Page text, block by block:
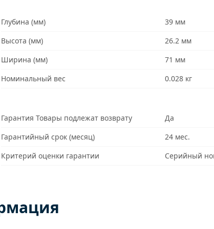
Глубина (мм)
39 мм
Высота (мм)
26.2 мм
Ширина (мм)
71 мм
Номинальный вес
0.028 кг
Гарантия Товары подлежат возврату
Да
Гарантийный срок (месяц)
24 мес.
Критерий оценки гарантии
Серийный